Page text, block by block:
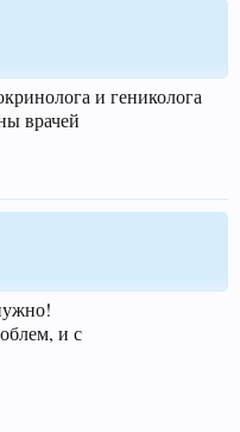
и гениколога
врачей
и с